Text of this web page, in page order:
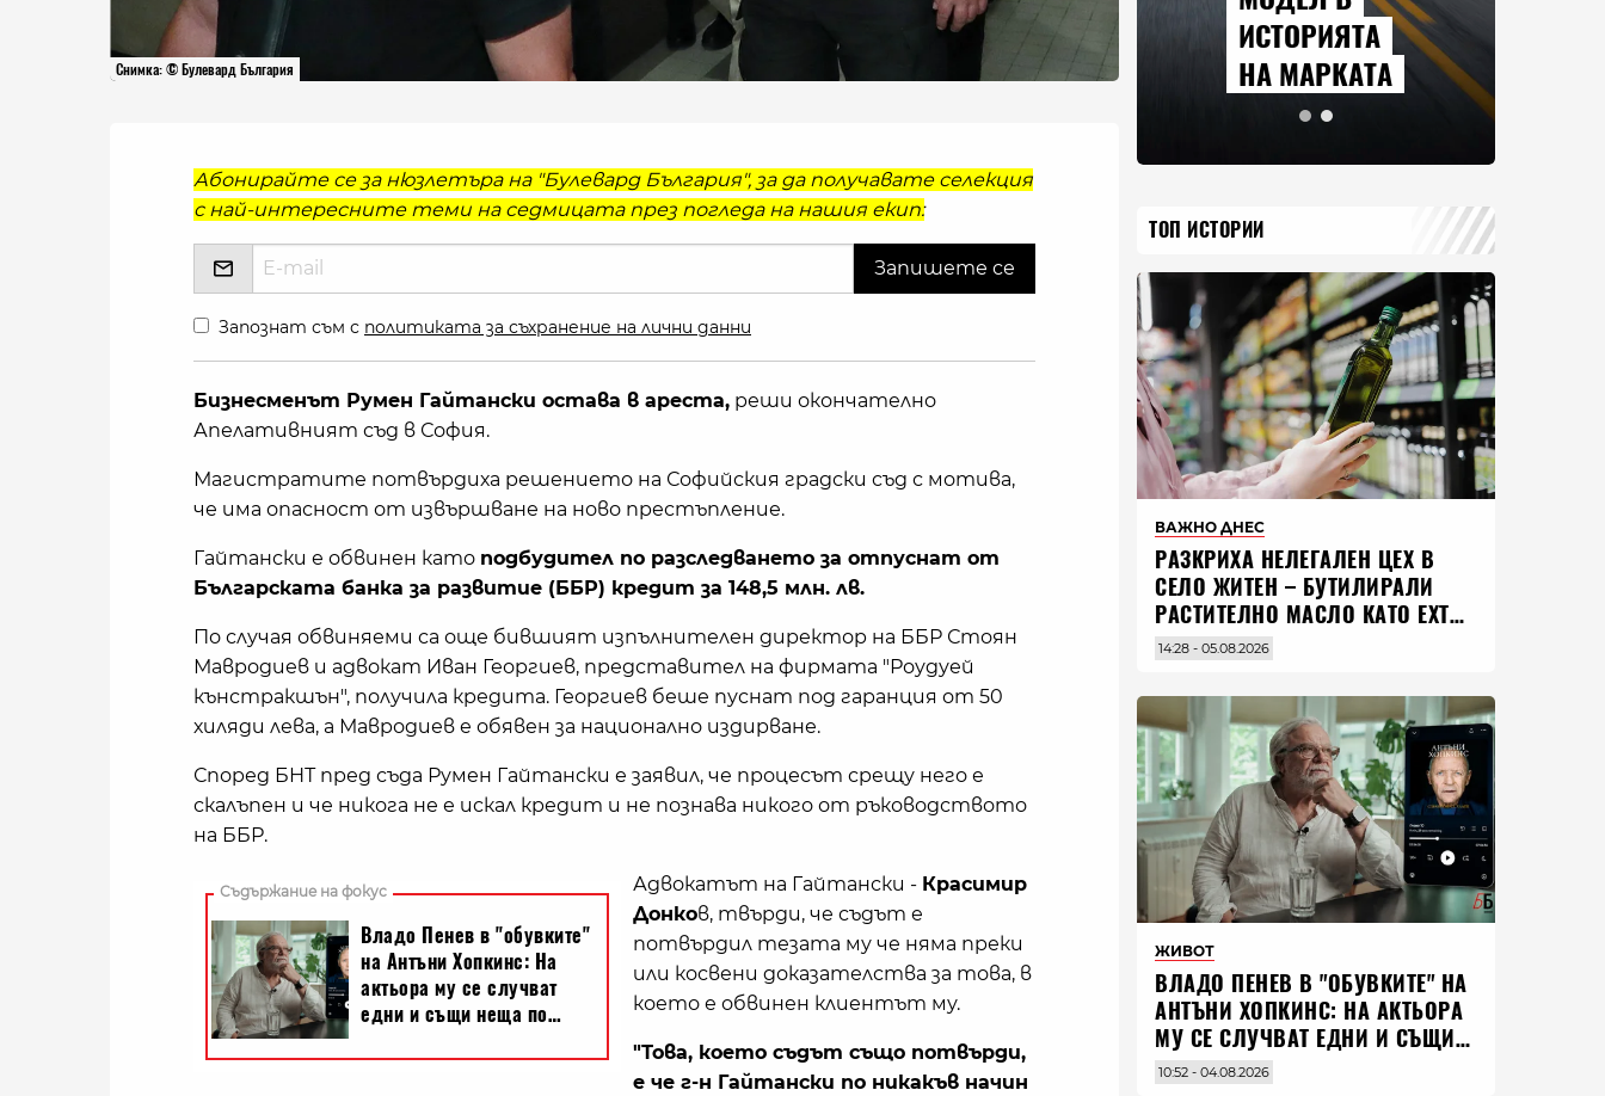
Снимка: © Булевард България
Абонирайте се за нюзлетъра на "Булевард България", за да получавате селекция
с най-интересните теми на седмицата през погледа на нашия екип:
Запознат съм с политиката за съхранение на лични данни
Бизнесменът Румен Гайтански остава в ареста, реши окончателно
Апелативният съд в София.
Магистратите потвърдиха решението на Софийския градски съд с мотива,
че има опасност от извършване на ново престъпление.
Гайтански е обвинен като подбудител по разследването за отпуснат от
Българската банка за развитие (ББР) кредит за 148,5 млн. лв.
По случая обвиняеми са още бившият изпълнителен директор на ББР Стоян
Мавродиев и адвокат Иван Георгиев, представител на фирмата "Роудуей
кънстракшън", получила кредита. Георгиев беше пуснат под гаранция от 50
хиляди лева, а Мавродиев е обявен за национално издирване.
Според БНТ пред съда Румен Гайтански е заявил, че процесът срещу него е
скалъпен и че никога не е искал кредит и не познава никого от ръководството
на ББР.
Адвокатът на Гайтански - Красимир
Донков, твърди, че съдът е
потвърдил тезата му че няма преки
или косвени доказателства за това, в
което е обвинен клиентът му.
"Това, което съдът също потвърди,
е че г-н Гайтански по никакъв начин
ИСТОРИЯТА
НА МАРКАТА
ТОП ИСТОРИИ
ВАЖНО ДНЕС
РАЗКРИХА НЕЛЕГАЛЕН ЦЕХ В
СЕЛО ЖИТЕН – БУТИЛИРАЛИ
РАСТИТЕЛНО МАСЛО КАТО EXTRA
VIRGIN ЗЕХТИН
14:28 - 05.08.2026
ЖИВОТ
ВЛАДO ПЕНЕВ В "ОБУВКИТЕ" НА
АНТЪНИ ХОПКИНС: НА АКТЬОРА
МУ СЕ СЛУЧВАТ ЕДНИ И СЪЩИ
НЕЩА ПО ЦЕЛИЯ СВЯТ
10:52 - 04.08.2026